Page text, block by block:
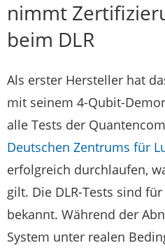
nimmt
beim DLR
Als erster Hersteller hat
mit seinem 4-Qubit-
alle Tests der
Deutschen Zentrums für
erfolgreich durchlaufen,
gilt. Die DLR-Tests sind
bekannt. Während der
System unter realen